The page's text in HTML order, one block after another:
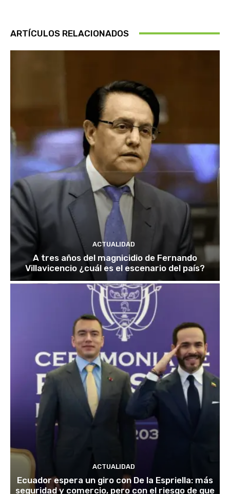
ARTÍCULOS RELACIONADOS
ACTUALIDAD
A tres años del magnicidio de Fernando
Villavicencio ¿cuál es el escenario del país?
ACTUALIDAD
Ecuador espera un giro con De la Espriella: más
seguridad y comercio, pero con el riesgo de que